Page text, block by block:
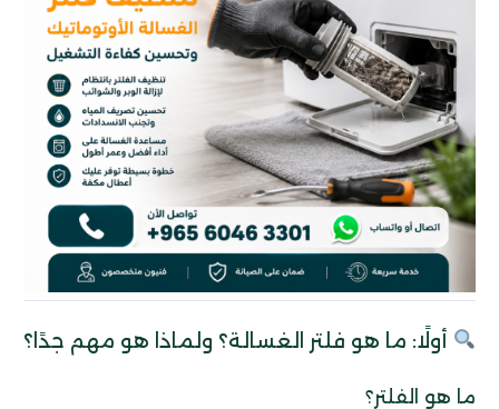
أولًا: ما هو فلتر الغسالة؟ ولماذا هو مهم جدًا؟
ما هو الفلتر؟